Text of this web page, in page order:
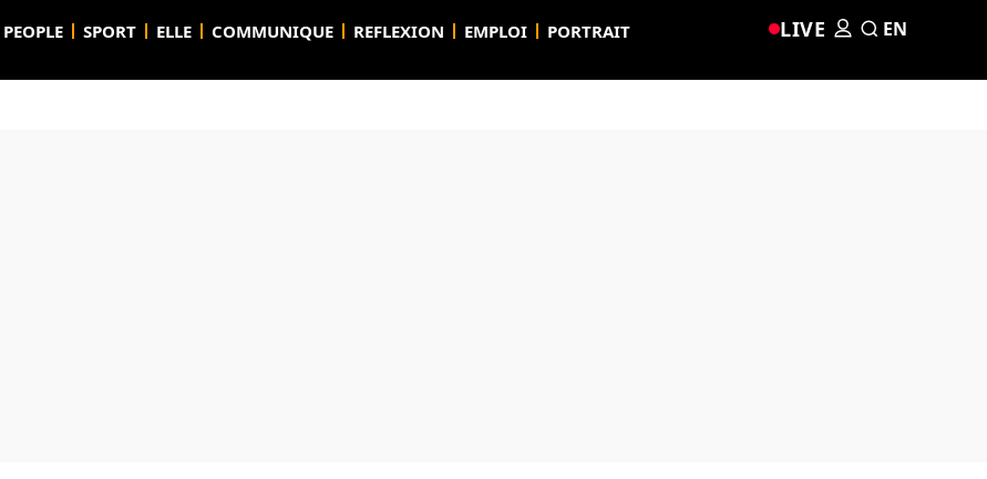
PEOPLE SPORT ELLE COMMUNIQUE REFLEXION EMPLOI PORTRAIT LIVE EN